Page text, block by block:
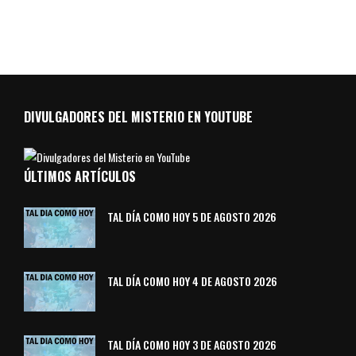
DIVULGADORES DEL MISTERIO EN YOUTUBE
ÚLTIMOS ARTÍCULOS
TAL DÍA COMO HOY 5 DE AGOSTO 2026
TAL DÍA COMO HOY 4 DE AGOSTO 2026
TAL DÍA COMO HOY 3 DE AGOSTO 2026